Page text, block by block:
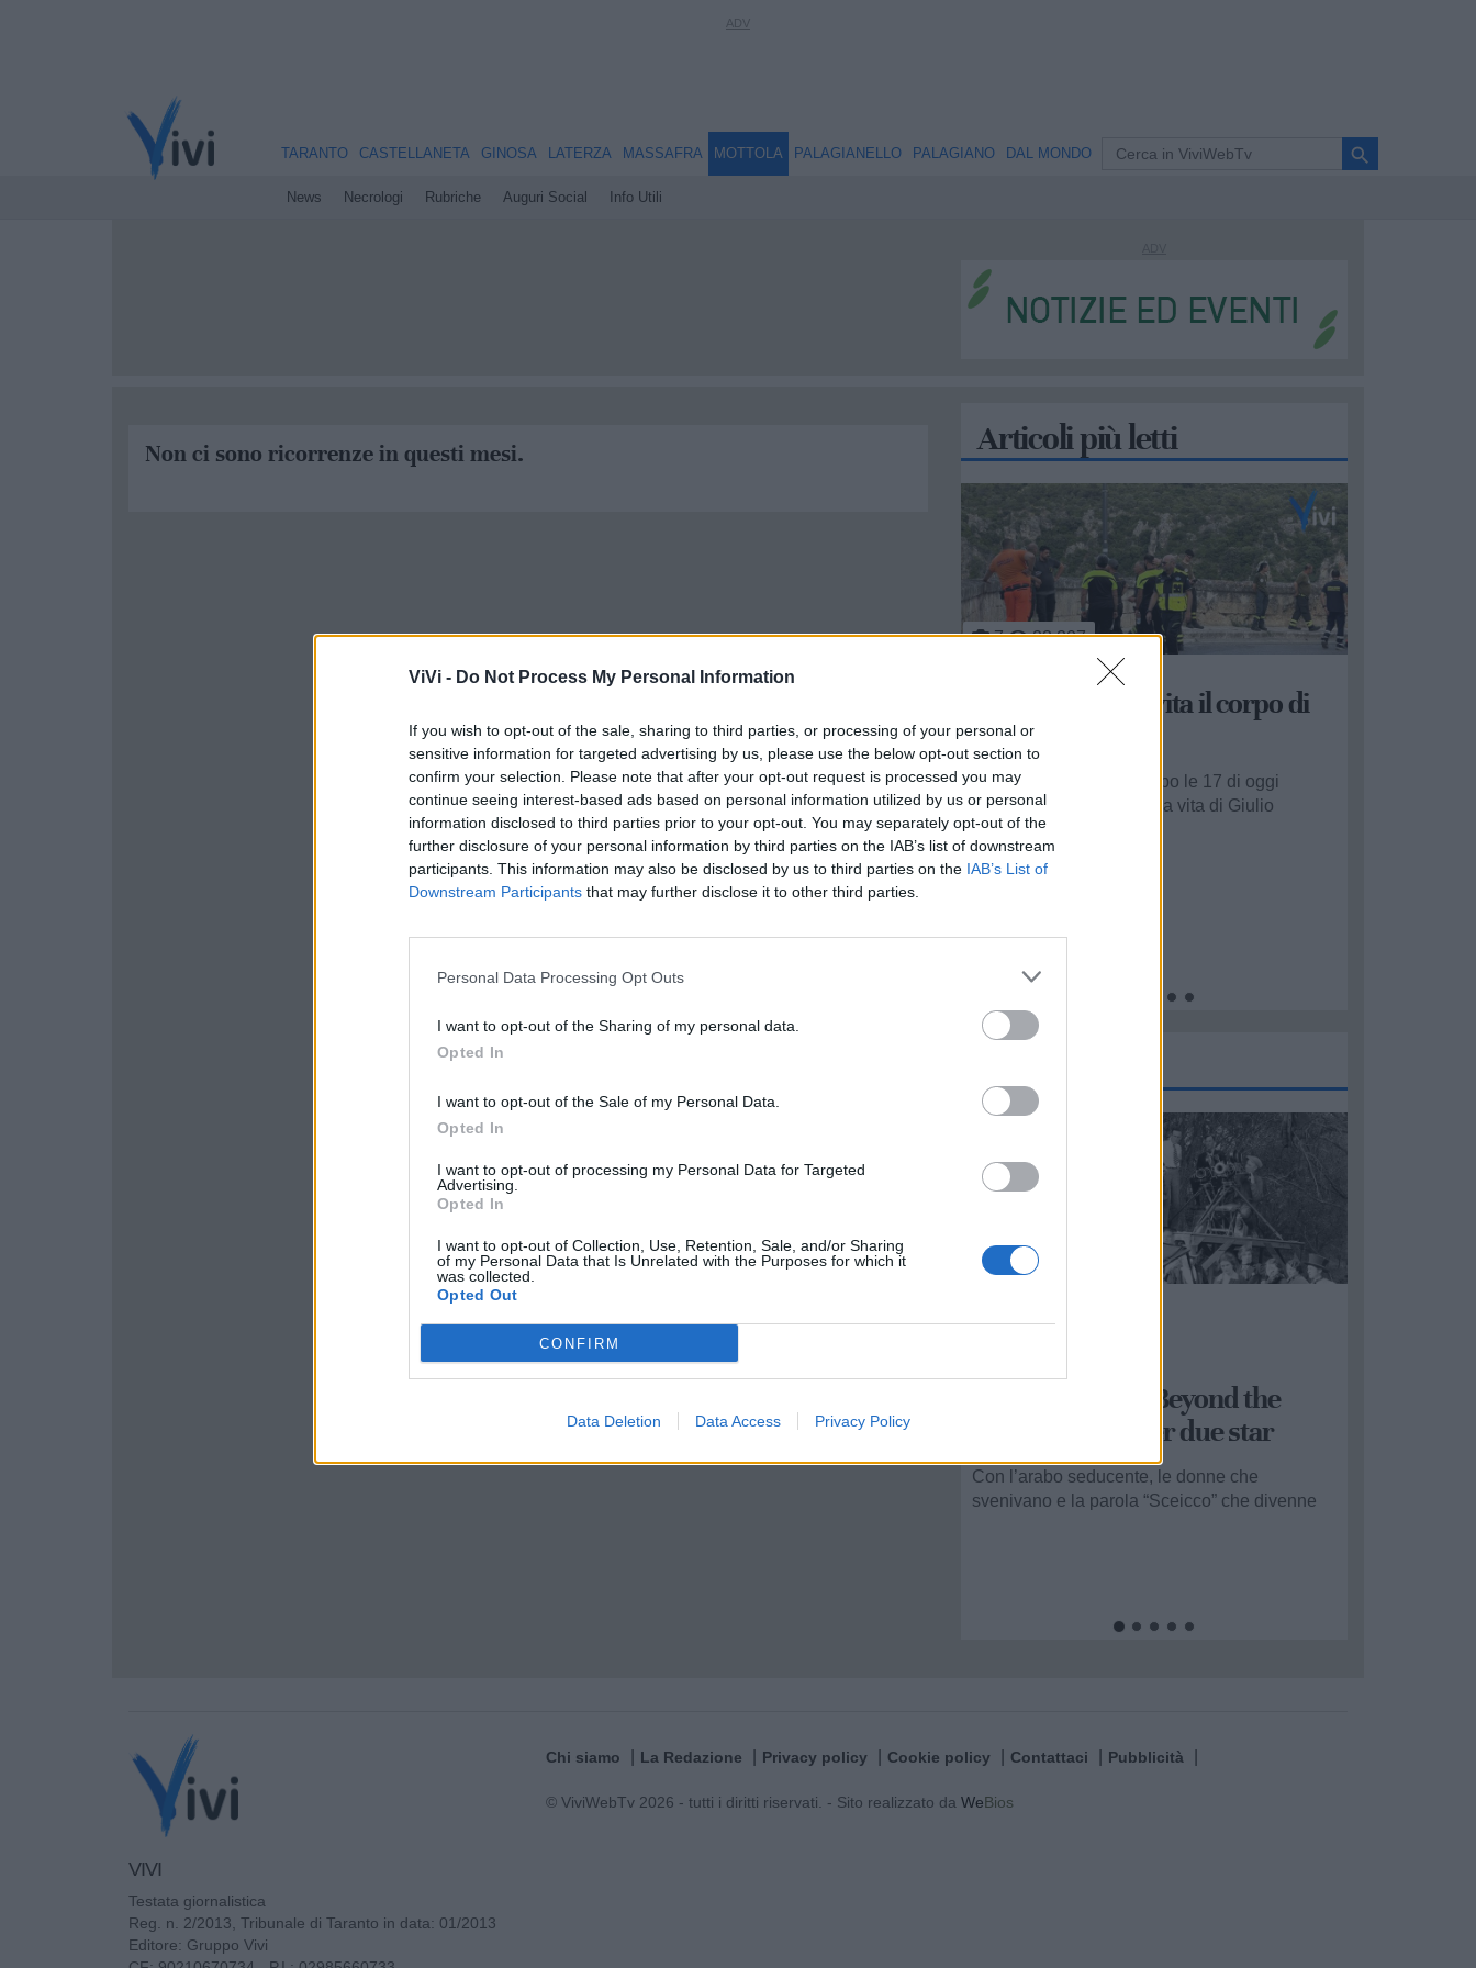
ViVi - Do Not Process My Personal Information
If you wish to opt-out of the sale, sharing to third parties, or processing of your personal or
sensitive information for targeted advertising by us, please use the below opt-out section to
confirm your selection. Please note that after your opt-out request is processed you may
continue seeing interest-based ads based on personal information utilized by us or personal
information disclosed to third parties prior to your opt-out. You may separately opt-out of the
further disclosure of your personal information by third parties on the IAB’s list of downstream
participants. This information may also be disclosed by us to third parties on the IAB’s List of
Downstream Participants that may further disclose it to other third parties.
Personal Data Processing Opt Outs
I want to opt-out of the Sharing of my personal data.
Opted In
I want to opt-out of the Sale of my Personal Data.
Opted In
I want to opt-out of processing my Personal Data for Targeted
Advertising.
Opted In
I want to opt-out of Collection, Use, Retention, Sale, and/or Sharing
of my Personal Data that Is Unrelated with the Purposes for which it
was collected.
Opted Out
CONFIRM
Data Deletion Data Access Privacy Policy
TARANTO CASTELLANETA GINOSA LATERZA MASSAFRA MOTTOLA
News Necrologi Rubriche Auguri Social Info Utili
PALAGIANELLO PALAGIANO DAL MONDO search
Non ci sono ricorrenze in questi mesi. Articoli più letti
7 23.207
Ritrovato senza vita il corpo di
Giulio Razzano
È stato ritrovato poco dopo le 17 di oggi
pomeriggio il corpo senza vita di Giulio
Razzano, il 20enne di Castellaneta che si era
allontanato...
Aurelio Miccoli
Storie del Mito: Beyond the
rocks, un film per due star
Con l’arabo seducente, le donne che
svenivano e la parola “Sceicco” che divenne
VIVI
Testata giornalistica
Reg. n. 2/2013, Tribunale di Taranto in data: 01/2013
Editore: Gruppo Vivi
Chi siamo La Redazione Privacy policy Cookie policy Contattaci Pubblicità
© ViviWebTv 2026 - tutti i diritti riservati. - Sito realizzato da WeBios